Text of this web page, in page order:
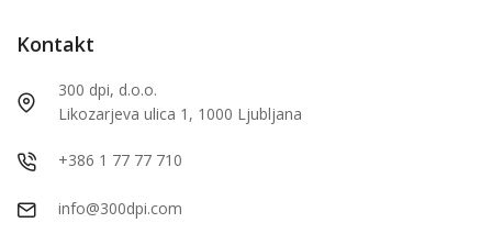
Kontakt
300 dpi, d.o.o.
Likozarjeva ulica 1, 1000 Ljubljana
+386 1 77 77 710
info@300dpi.com